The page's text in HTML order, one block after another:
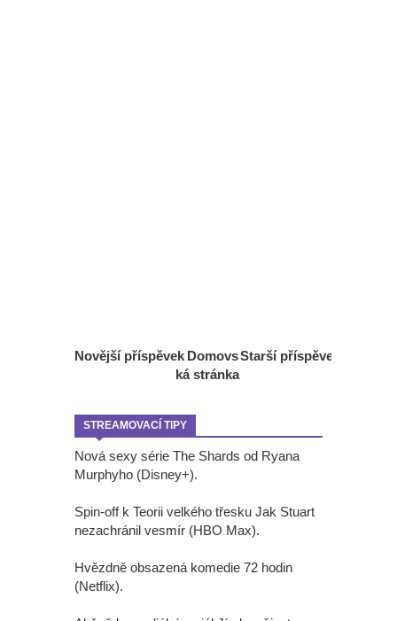
Novější příspěvek Starší příspěvek
Domovs
ká stránka
STREAMOVACÍ TIPY
Nová sexy série The Shards od Ryana
Murphyho (Disney+).
Spin-off k Teorii velkého třesku Jak Stuart
nezachránil vesmír (HBO Max).
Hvězdně obsazená komedie 72 hodin
(Netflix).